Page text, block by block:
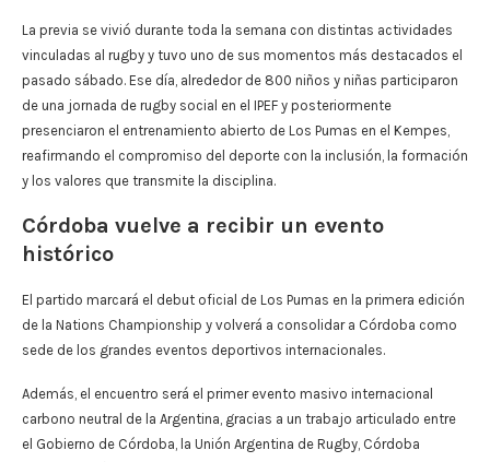
La previa se vivió durante toda la semana con distintas actividades
vinculadas al rugby y tuvo uno de sus momentos más destacados el
pasado sábado. Ese día, alrededor de 800 niños y niñas participaron
de una jornada de rugby social en el IPEF y posteriormente
presenciaron el entrenamiento abierto de Los Pumas en el Kempes,
reafirmando el compromiso del deporte con la inclusión, la formación
y los valores que transmite la disciplina.
Córdoba vuelve a recibir un evento
histórico
El partido marcará el debut oficial de Los Pumas en la primera edición
de la Nations Championship y volverá a consolidar a Córdoba como
sede de los grandes eventos deportivos internacionales.
Además, el encuentro será el primer evento masivo internacional
carbono neutral de la Argentina, gracias a un trabajo articulado entre
el Gobierno de Córdoba, la Unión Argentina de Rugby, Córdoba